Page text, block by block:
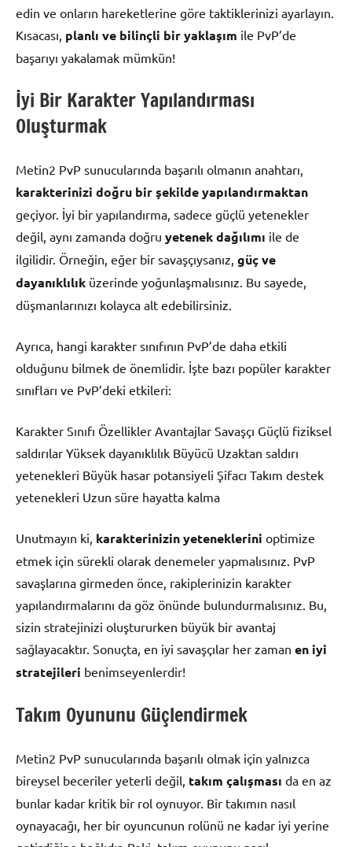
edin ve onların hareketlerine göre taktiklerinizi ayarlayın.
Kısacası, planlı ve bilinçli bir yaklaşım ile PvP’de
başarıyı yakalamak mümkün!
İyi Bir Karakter Yapılandırması
Oluşturmak
Metin2 PvP sunucularında başarılı olmanın anahtarı,
karakterinizi doğru bir şekilde yapılandırmaktan
geçiyor. İyi bir yapılandırma, sadece güçlü yetenekler
değil, aynı zamanda doğru yetenek dağılımı ile de
ilgilidir. Örneğin, eğer bir savaşçıysanız, güç ve
dayanıklılık üzerinde yoğunlaşmalısınız. Bu sayede,
düşmanlarınızı kolayca alt edebilirsiniz.
Ayrıca, hangi karakter sınıfının PvP’de daha etkili
olduğunu bilmek de önemlidir. İşte bazı popüler karakter
sınıfları ve PvP’deki etkileri:
Karakter Sınıfı Özellikler Avantajlar Savaşçı Güçlü fiziksel
saldırılar Yüksek dayanıklılık Büyücü Uzaktan saldırı
yetenekleri Büyük hasar potansiyeli Şifacı Takım destek
yetenekleri Uzun süre hayatta kalma
Unutmayın ki, karakterinizin yeteneklerini optimize
etmek için sürekli olarak denemeler yapmalısınız. PvP
savaşlarına girmeden önce, rakiplerinizin karakter
yapılandırmalarını da göz önünde bulundurmalısınız. Bu,
sizin stratejinizi oluştururken büyük bir avantaj
sağlayacaktır. Sonuçta, en iyi savaşçılar her zaman en iyi
stratejileri benimseyenlerdir!
Takım Oyununu Güçlendirmek
Metin2 PvP sunucularında başarılı olmak için yalnızca
bireysel beceriler yeterli değil, takım çalışması da en az
bunlar kadar kritik bir rol oynuyor. Bir takımın nasıl
oynayacağı, her bir oyuncunun rolünü ne kadar iyi yerine